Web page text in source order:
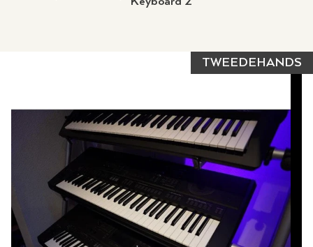
TWEEDEHANDS